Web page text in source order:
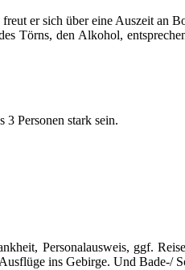
er sich über eine Auszeit an
den Alkohol,
3 Personen stark sein.
Personalausweis, ggf.
ins Gebirge. Und Bade-/